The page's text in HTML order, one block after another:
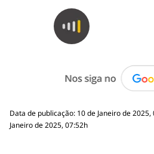
Data de publicação: 10 de Janeiro de
Janeiro de 2025, 07:52h